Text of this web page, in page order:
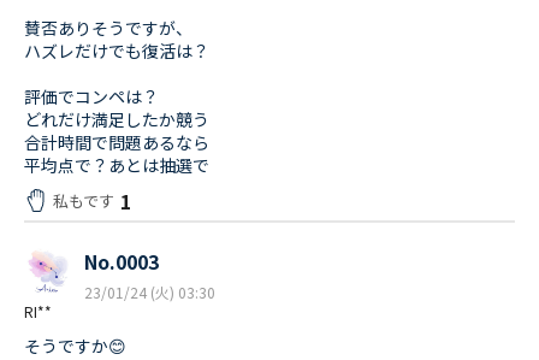
賛否ありそうですが、
ハズレだけでも復活は？
評価でコンペは？
どれだけ満足したか競う
合計時間で問題あるなら
平均点で？あとは抽選で
私もです 1
RI**
No.0003
23/01/24 (火) 03:30
そうですか😊